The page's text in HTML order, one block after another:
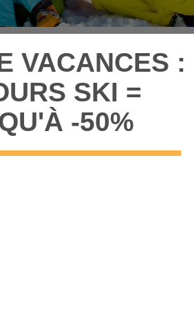
VACANCES :
SKI =
-50%